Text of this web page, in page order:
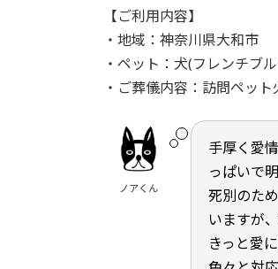
日
時
:
【ご利用内容】
・地域：神奈川県大和
・ペット：犬(フレンチブ
・ご葬儀内容：訪問ペッ
ノアくん
手厚く愛
っぱいで
死別のた
いますが
きっと愛